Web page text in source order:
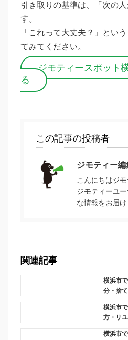
引き取りの基準は、「次の
す。
「これって大丈夫？」とい
てみてください。
ジモティースポット
る
この記事の投稿者
ジモティー編
こんにちはジ
ジモティーユ
な情報をお届
関連記事
横浜市
分・捨
横浜市
方・リ
横浜市